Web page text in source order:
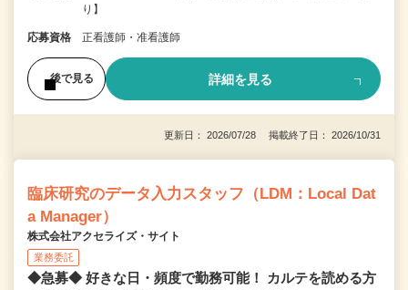
り】
応募資格 正看護師・准看護師
後で見る 詳細を見る
更新日： 2026/07/28 掲載終了日： 2026/10/31
臨床研究のデータ入力スタッフ（LDM：Local Dat
a Manager）
株式会社アクセライズ・サイト
業務委託
◆急募◆ 好きな日・頻度で勤務可能！ カルテを読める方